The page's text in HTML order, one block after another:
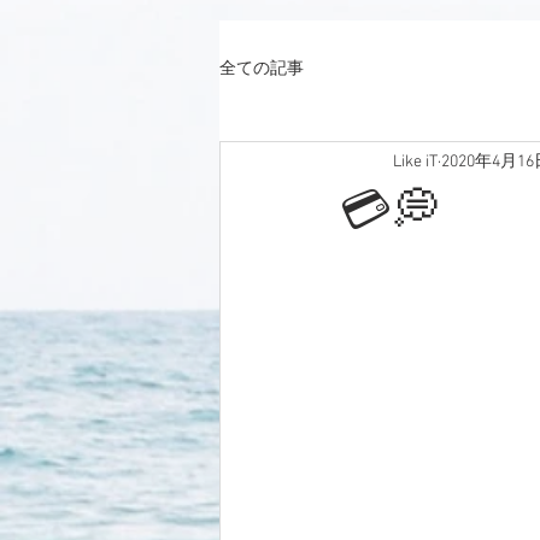
全ての記事
💳💭
Like iT 2020年4月16